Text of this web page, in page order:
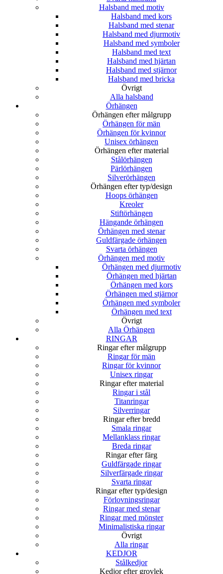
Halsband med motiv
Halsband med kors
Halsband med stenar
Halsband med djurmotiv
Halsband med symboler
Halsband med text
Halsband med hjärtan
Halsband med stjärnor
Halsband med bricka
Övrigt
Alla halsband
Örhängen
Örhängen efter målgrupp
Örhängen för män
Örhängen för kvinnor
Unisex örhängen
Örhängen efter material
Stålörhängen
Pärlörhängen
Silverörhängen
Örhängen efter typ/design
Hoops örhängen
Kreoler
Stiftörhängen
Hängande örhängen
Örhängen med stenar
Guldfärgade örhängen
Svarta örhängen
Örhängen med motiv
Örhängen med djurmotiv
Örhängen med hjärtan
Örhängen med kors
Örhängen med stjärnor
Örhängen med symboler
Örhängen med text
Övrigt
Alla Örhängen
RINGAR
Ringar efter målgrupp
Ringar för män
Ringar för kvinnor
Unisex ringar
Ringar efter material
Ringar i stål
Titanringar
Silverringar
Ringar efter bredd
Smala ringar
Mellanklass ringar
Breda ringar
Ringar efter färg
Guldfärgade ringar
Silverfärgade ringar
Svarta ringar
Ringar efter typ/design
Förlovningsringar
Ringar med stenar
Ringar med mönster
Minimalistiska ringar
Övrigt
Alla ringar
KEDJOR
Stålkedjor
Kedjor efter grovlek